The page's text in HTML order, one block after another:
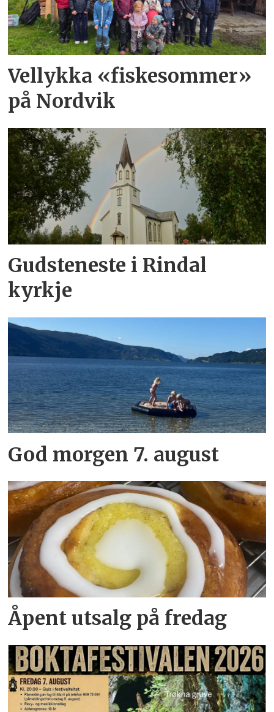
Vellykka «fiskesommer»
på Nordvik
Gudsteneste i Rindal
kyrkje
God morgen 7. august
Åpent utsalg på fredag